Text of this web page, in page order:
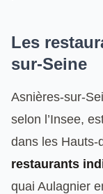
Les
sur-Seine
Asnières-sur-
selon l’Insee,
dans les Hauts-
restaurants
quai Aulagnier